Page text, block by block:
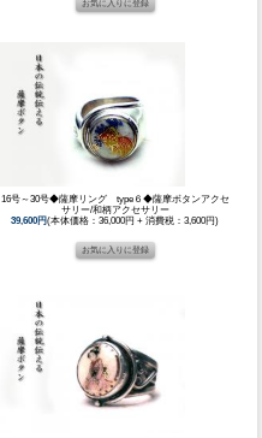
16号～30号◆薩摩リング type６◆薩摩ボタンアクセ
サリー/和柄アクセサリー
39,600円(本体価格：36,000円 + 消費税：3,600円)